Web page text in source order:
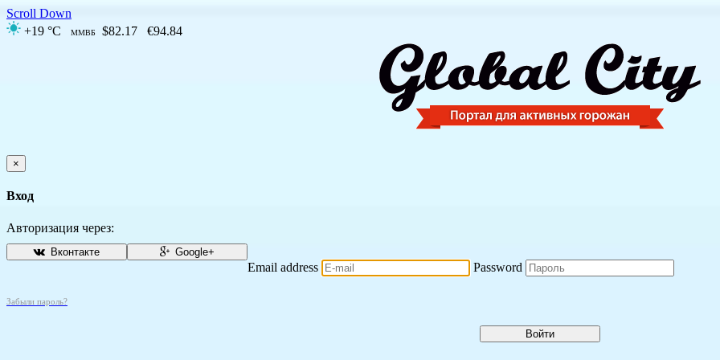
Scroll Down
+19 °C
ММВБ $82.17 €94.84
×
Вход
Авторизация через:
Вконтакте Google+
Email address Password
Забыли пароль?
Войти